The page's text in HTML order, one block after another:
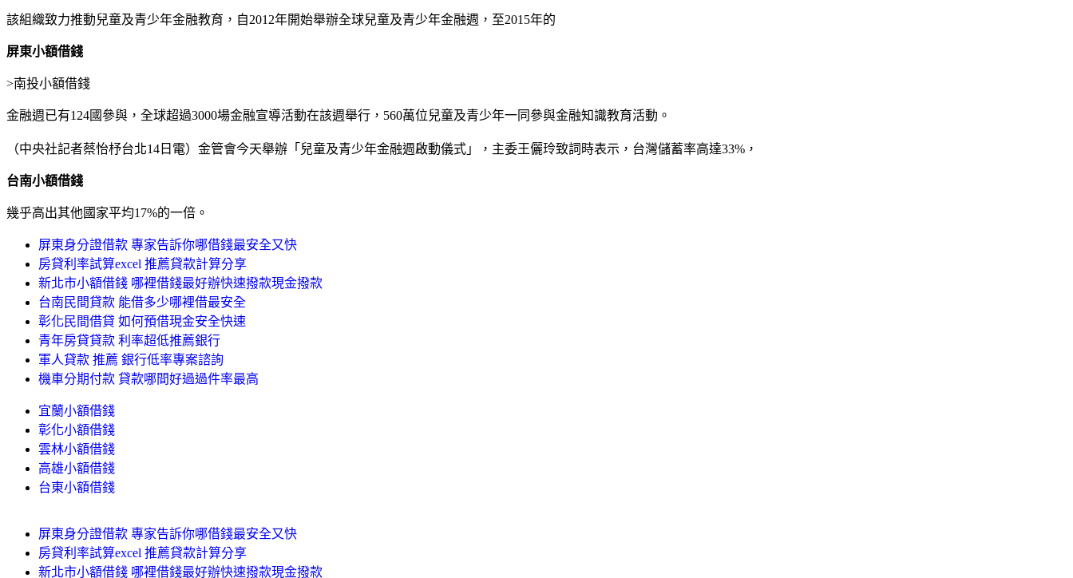
該組織致力推動兒童及青少年金融教育，自2012年開始舉辦全球兒童及青少年金融週，至2015年的
屏東小額借錢
>南投小額借錢
金融週已有124國參與，全球超過3000場金融宣導活動在該週舉行，560萬位兒童及青少年一同參與金融知識教育活動。
（中央社記者蔡怡杼台北14日電）金管會今天舉辦「兒童及青少年金融週啟動儀式」，主委王儷玲致詞時表示，台灣儲蓄率高達33%，
台南小額借錢
幾乎高出其他國家平均17%的一倍。
屏東身分證借款 專家告訴你哪借錢最安全又快
房貸利率試算excel 推薦貸款計算分享
新北市小額借錢 哪裡借錢最好辦快速撥款現金撥款
台南民間貸款 能借多少哪裡借最安全
彰化民間借貸 如何預借現金安全快速
青年房貸貸款 利率超低推薦銀行
軍人貸款 推薦 銀行低率專案諮詢
機車分期付款 貸款哪間好過過件率最高
宜蘭小額借錢
彰化小額借錢
雲林小額借錢
高雄小額借錢
台東小額借錢
屏東身分證借款 專家告訴你哪借錢最安全又快
房貸利率試算excel 推薦貸款計算分享
新北市小額借錢 哪裡借錢最好辦快速撥款現金撥款